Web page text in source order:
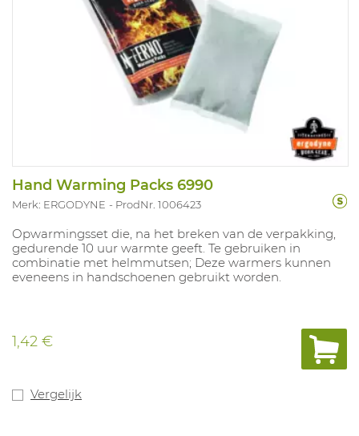
Hand Warming Packs 6990
Merk: ERGODYNE ProdNr. 1006423
Opwarmingsset die, na het breken van de verpakking,
gedurende 10 uur warmte geeft. Te gebruiken in
combinatie met helmmutsen; Deze warmers kunnen
eveneens in handschoenen gebruikt worden.
1,42 €
Vergelijk